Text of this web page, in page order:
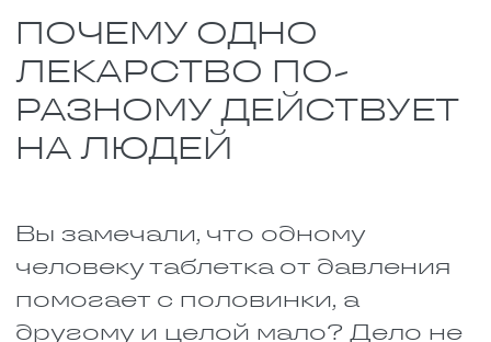
колотится, выступает пот, руки
дрожат. Адреноблокаторы эти
сигналы подавляют. Человек
не чувствует, что сахар упал
до критической отметки,
может потерять сознание и
даже впасть в кому. А если
наркоза, сердце может просто
остановиться.
Адреналин и изониазид
(лекарство от туберкулёза).
Адреналин поднимает